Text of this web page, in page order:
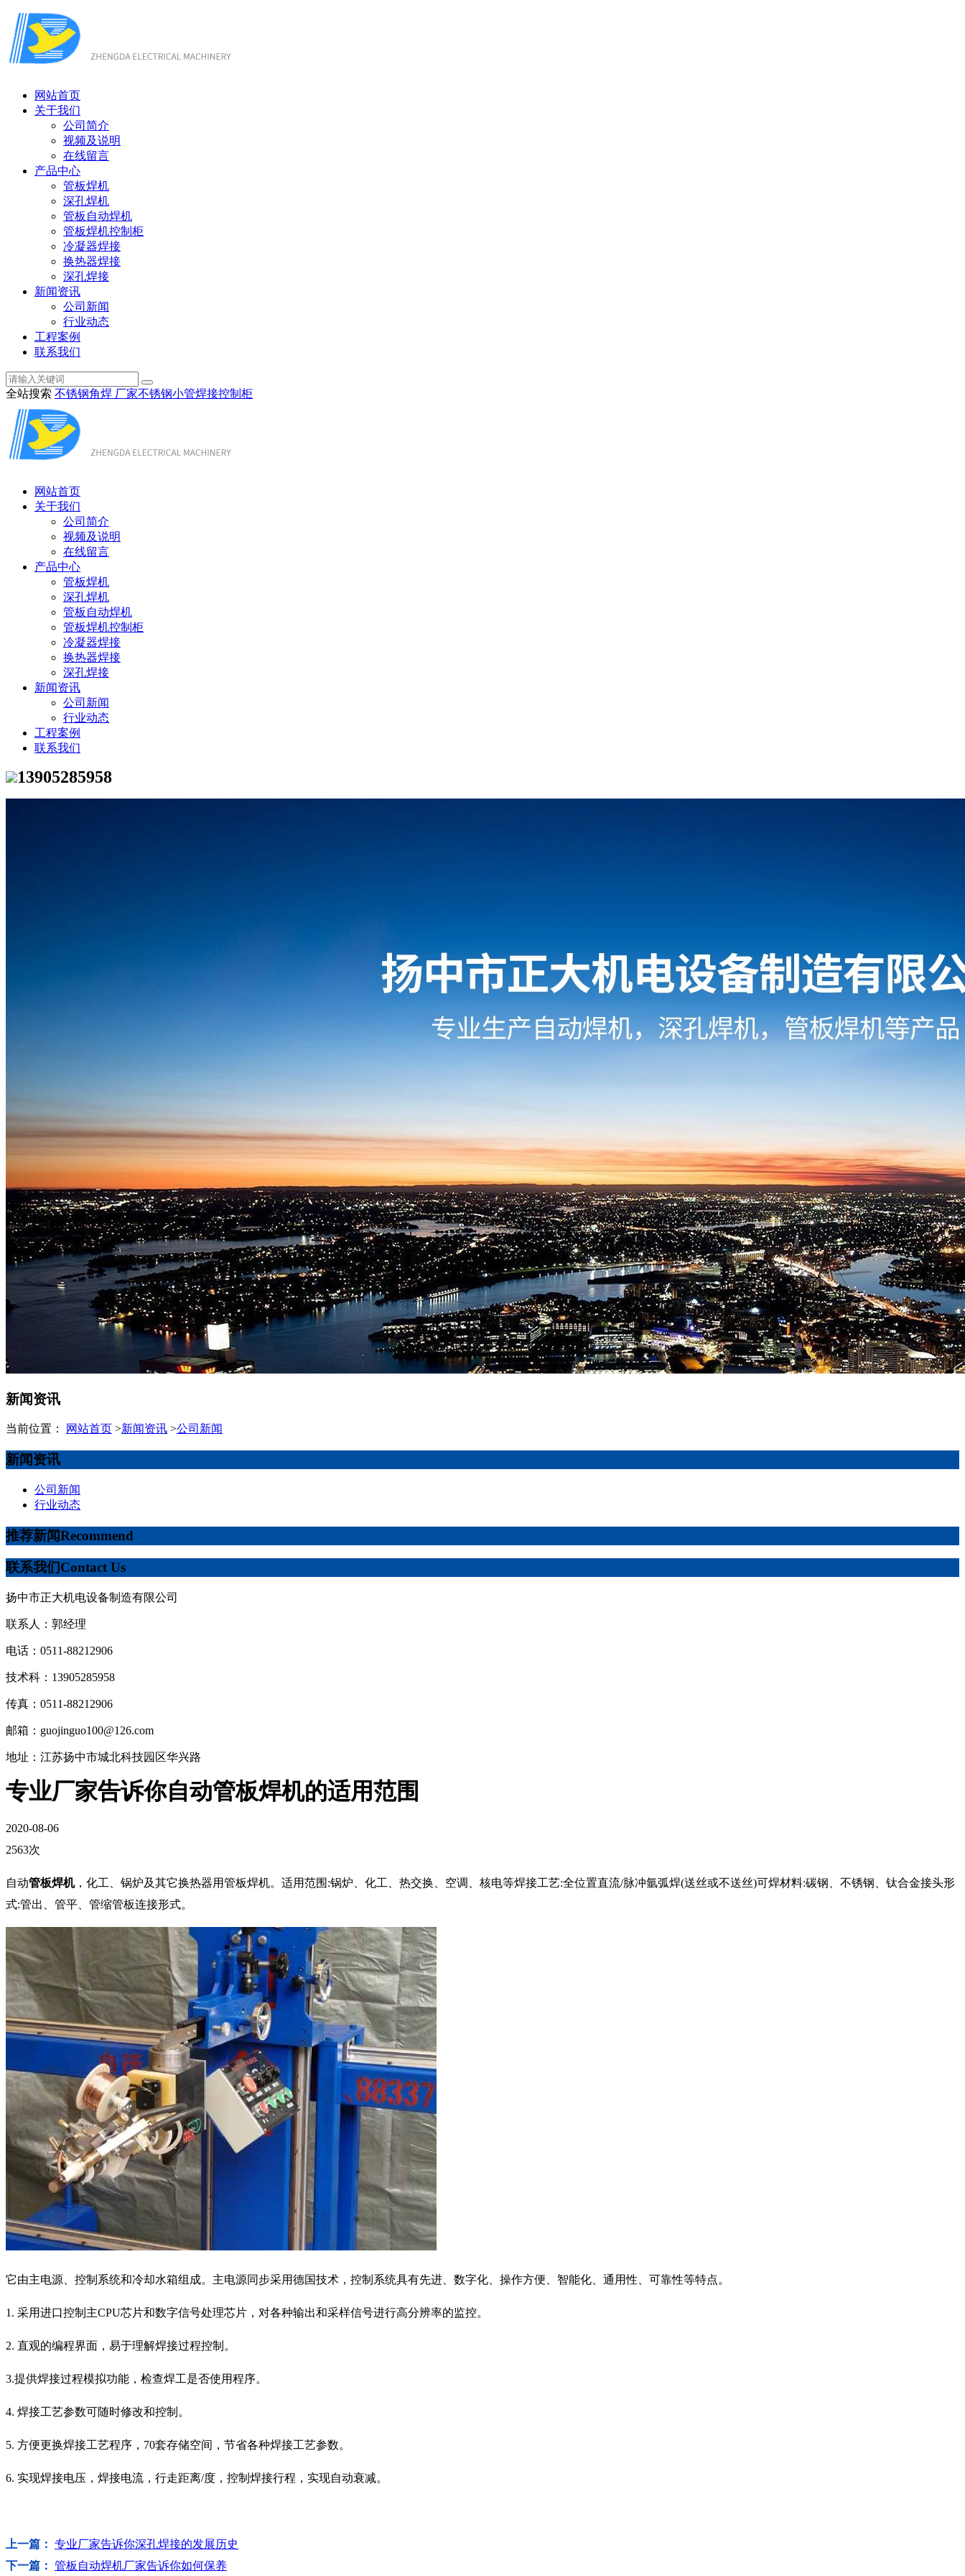
网站首页
关于我们
公司简介
视频及说明
在线留言
产品中心
管板焊机
深孔焊机
管板自动焊机
管板焊机控制柜
冷凝器焊接
换热器焊接
深孔焊接
新闻资讯
公司新闻
行业动态
工程案例
联系我们
全站搜索 不锈钢角焊 厂家不锈钢小管焊接控制柜
网站首页
关于我们
公司简介
视频及说明
在线留言
产品中心
管板焊机
深孔焊机
管板自动焊机
管板焊机控制柜
冷凝器焊接
换热器焊接
深孔焊接
新闻资讯
公司新闻
行业动态
工程案例
联系我们
13905285958
新闻资讯
当前位置： 网站首页 >新闻资讯 >公司新闻
新闻资讯
公司新闻
行业动态
推荐新闻Recommend
联系我们Contact Us
扬中市正大机电设备制造有限公司
联系人：郭经理
电话：0511-88212906
技术科：13905285958
传真：0511-88212906
邮箱：guojinguo100@126.com
地址：江苏扬中市城北科技园区华兴路
专业厂家告诉你自动管板焊机的适用范围
2020-08-06
2563次
自动管板焊机，化工、锅炉及其它换热器用管板焊机。适用范围:锅炉、化工、热交换、空调、核电等焊接工艺:全位置直流/脉冲氩弧焊(送丝或不送丝)可焊材料:碳钢、不锈钢、钛合金接头形
式:管出、管平、管缩管板连接形式。
它由主电源、控制系统和冷却水箱组成。主电源同步采用德国技术，控制系统具有先进、数字化、操作方便、智能化、通用性、可靠性等特点。
1. 采用进口控制主CPU芯片和数字信号处理芯片，对各种输出和采样信号进行高分辨率的监控。
2. 直观的编程界面，易于理解焊接过程控制。
3.提供焊接过程模拟功能，检查焊工是否使用程序。
4. 焊接工艺参数可随时修改和控制。
5. 方便更换焊接工艺程序，70套存储空间，节省各种焊接工艺参数。
6. 实现焊接电压，焊接电流，行走距离/度，控制焊接行程，实现自动衰减。
上一篇： 专业厂家告诉你深孔焊接的发展历史
下一篇： 管板自动焊机厂家告诉你如何保养